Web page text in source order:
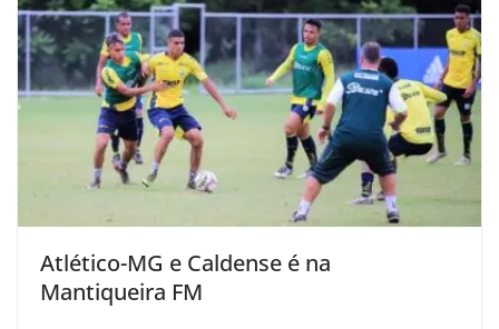
Atlético-MG e Caldense é na
Mantiqueira FM